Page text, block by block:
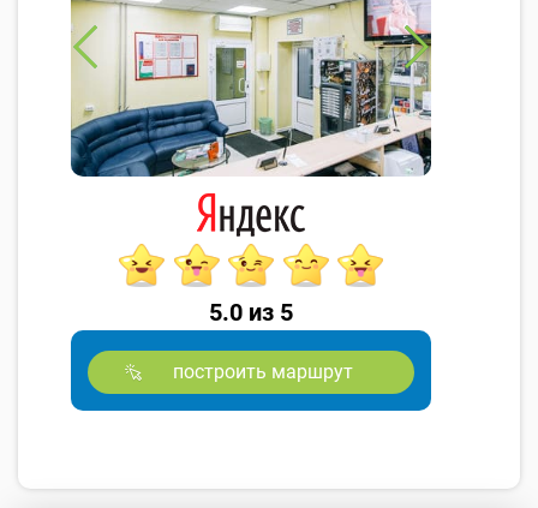
5.0 из 5
построить маршрут